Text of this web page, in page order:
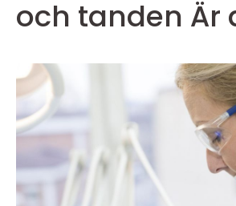
och tanden Är